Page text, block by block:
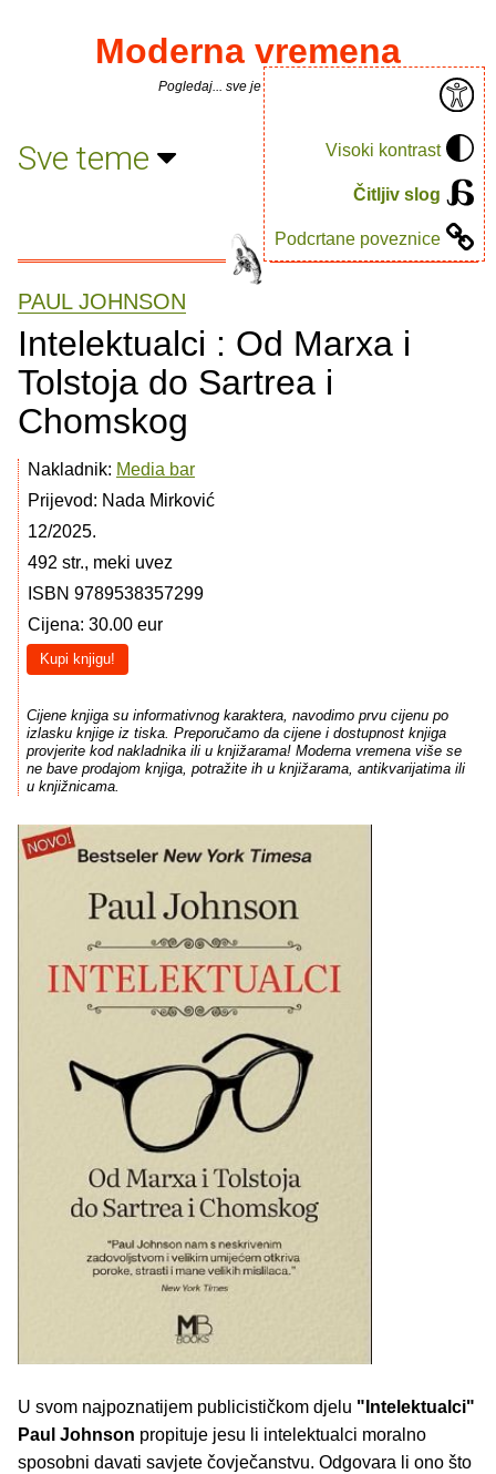
Visoki kontrast
Čitljiv slog
Podcrtane poveznice
Moderna vremena
Pogledaj... sve je puno knjiga.
Sve teme
PAUL JOHNSON
Intelektualci : Od Marxa i
Tolstoja do Sartrea i
Chomskog
Nakladnik: Media bar
Prijevod: Nada Mirković
12/2025.
492 str., meki uvez
ISBN 9789538357299
Cijena: 30.00 eur
Kupi knjigu!
Cijene knjiga su informativnog karaktera, navodimo prvu cijenu po
izlasku knjige iz tiska. Preporučamo da cijene i dostupnost knjiga
provjerite kod nakladnika ili u knjižarama! Moderna vremena više se
ne bave prodajom knjiga, potražite ih u knjižarama, antikvarijatima ili
u knjižnicama.
U svom najpoznatijem publicističkom djelu "Intelektualci"
Paul Johnson propituje jesu li intelektualci moralno
sposobni davati savjete čovječanstvu. Odgovara li ono što